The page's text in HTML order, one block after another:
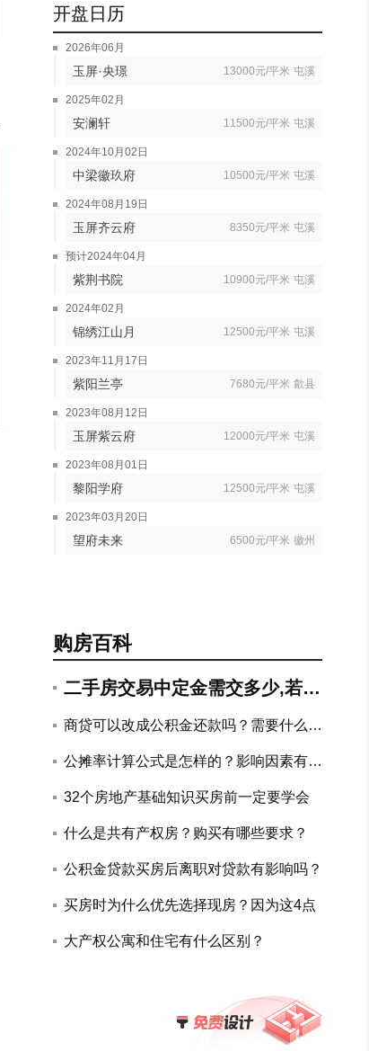
开盘日历
2026年06月
玉屏·央璟 13000元/平米 屯溪
2025年02月
安澜轩 11500元/平米 屯溪
2024年10月02日
中梁徽玖府 10500元/平米 屯溪
2024年08月19日
玉屏齐云府 8350元/平米 屯溪
预计2024年04月
紫荆书院 10900元/平米 屯溪
2024年02月
锦绣江山月 12500元/平米 屯溪
2023年11月17日
紫阳兰亭 7680元/平米 歙县
2023年08月12日
玉屏紫云府 12000元/平米 屯溪
2023年08月01日
黎阳学府 12500元/平米 屯溪
2023年03月20日
望府未来 6500元/平米 徽州
购房百科
二手房交易中定金需交多少,若违
约如何赔付?
商贷可以改成公积金还款吗？需要什么手
公摊率计算公式是怎样的？影响因素有哪
32个房地产基础知识买房前一定要学会
什么是共有产权房？购买有哪些要求？
公积金贷款买房后离职对贷款有影响吗？
买房时为什么优先选择现房？因为这4点
大产权公寓和住宅有什么区别？